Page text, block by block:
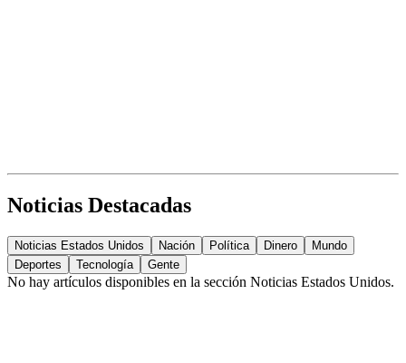
Noticias Destacadas
Noticias Estados Unidos Nación Política Dinero
Mundo
Deportes
Tecnología Gente
No hay artículos disponibles en la sección Noticias Estados Unidos.